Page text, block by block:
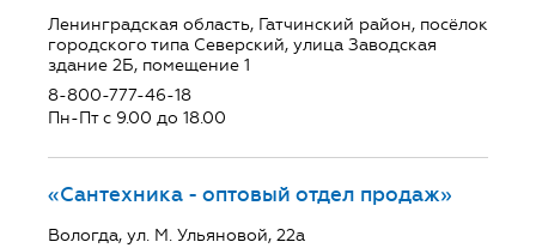
Ленинградская область, Гатчинский район, посёлок
городского типа Северский, улица Заводская
здание 2Б, помещение 1
8-800-777-46-18
Пн-Пт с 9.00 до 18.00
«Сантехника - оптовый отдел продаж»
Вологда, ул. М. Ульяновой, 22а